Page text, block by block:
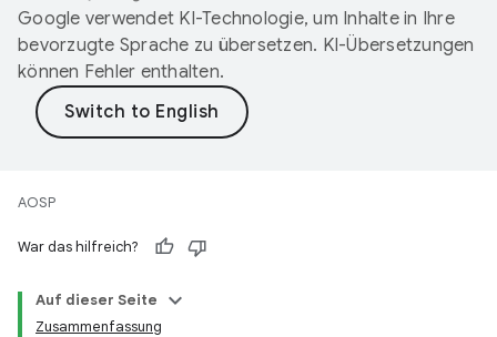
Google verwendet KI-Technologie, um Inhalte in Ihre
bevorzugte Sprache zu übersetzen. KI-Übersetzungen
können Fehler enthalten.
AOSP
War das hilfreich?
Auf dieser Seite
Zusammenfassung